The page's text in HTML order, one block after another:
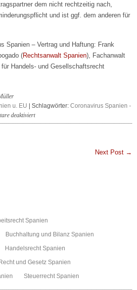
dem nicht rechtzeitig nach,
und ist ggf. dem anderen für
Spanien – Vertrag und Haftung: Frank
(Rechtsanwalt Spanien), Fachanwalt
Handels- und Gesellschaftsrecht
u. EU | Schlagwörter: Coronavirus Spanien -
deaktiviertfür
Coronavirus
Next Post →
Spanien
Buchhaltung und Bilanz Spanien
Handelsrecht Spanien
Recht und Gesetz Spanien
Steuerrecht Spanien